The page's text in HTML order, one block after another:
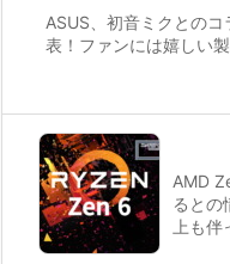
ASUS、初音ミクとの
表！ファンには嬉しい
AMD
るとの
上も